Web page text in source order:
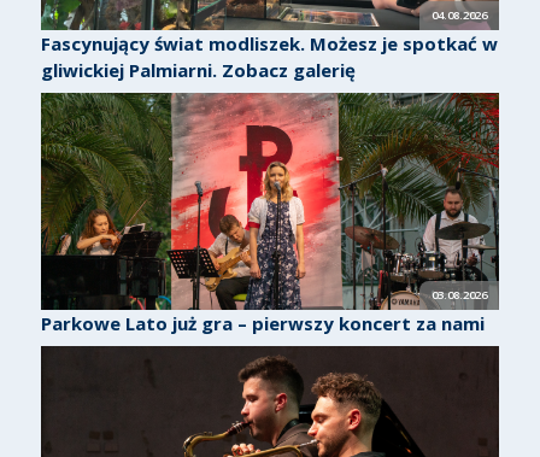
04.08.2026
Fascynujący świat modliszek. Możesz je spotkać w
gliwickiej Palmiarni. Zobacz galerię
03.08.2026
Parkowe Lato już gra – pierwszy koncert za nami